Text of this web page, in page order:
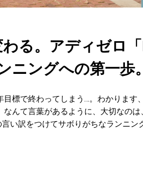
る。アディゼロ「
ニングへの第一歩。
標で終わってしまう…。わかります
んて言葉があるように、大切なの
い訳をつけてサボりがちなランニン